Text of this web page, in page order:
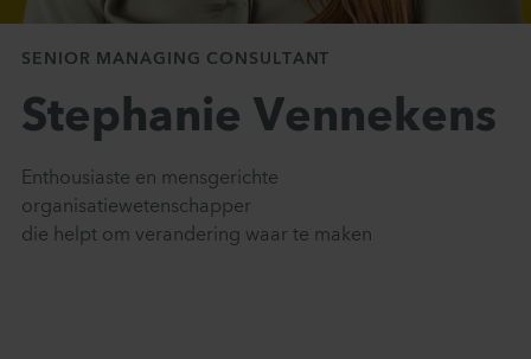
SENIOR MANAGING CONSULTANT
Stephanie Vennekens
Enthousiaste en mensgerichte
organisatiewetenschapper
die helpt om verandering waar te maken